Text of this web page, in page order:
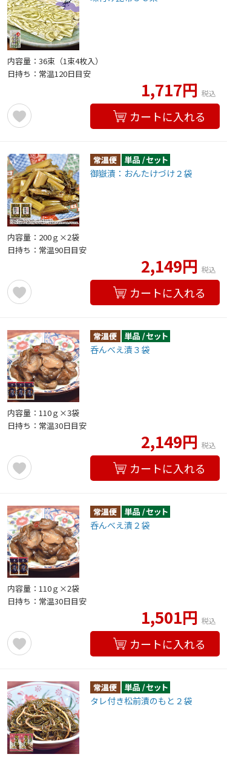
内容量：36束（1束4枚入）
日持ち：常温120日目安
1,717円 税込
カートに入れる
御嶽漬：おんたけづけ２袋
内容量：200ｇ×2袋
日持ち：常温90日目安
2,149円 税込
カートに入れる
呑んべえ漬３袋
内容量：110ｇ×3袋
日持ち：常温30日目安
2,149円 税込
カートに入れる
呑んべえ漬２袋
内容量：110ｇ×2袋
日持ち：常温30日目安
1,501円 税込
カートに入れる
タレ付き松前漬のもと２袋